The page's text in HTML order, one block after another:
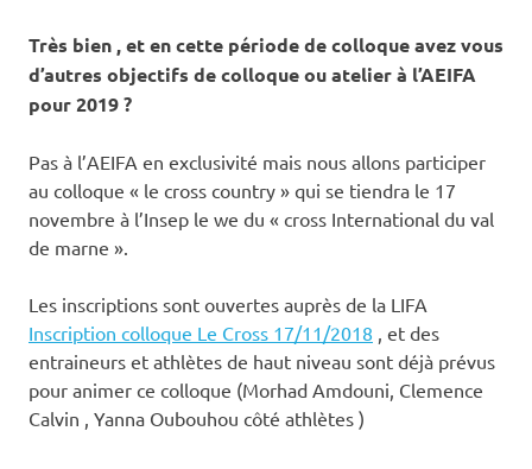
Très bien , et en cette période de colloque avez vous
d’autres objectifs de colloque ou atelier à l’AEIFA
pour 2019 ?
Pas à l’AEIFA en exclusivité mais nous allons participer
au colloque « le cross country » qui se tiendra le 17
novembre à l’Insep le we du « cross International du val
de marne ».
Les inscriptions sont ouvertes auprès de la LIFA
Inscription colloque Le Cross 17/11/2018 , et des
entraineurs et athlètes de haut niveau sont déjà prévus
pour animer ce colloque (Morhad Amdouni, Clemence
Calvin , Yanna Oubouhou côté athlètes )